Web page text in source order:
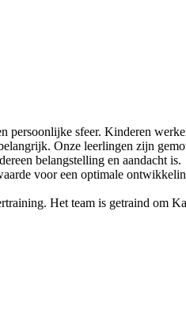
sfeer. Kinderen
Onze leerlingen zijn
belangstelling en aandacht is.
voor een optimale
Het team is getraind om